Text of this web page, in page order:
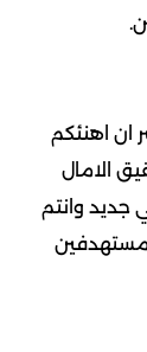
ان اهنئكم
الامال
جديد وانتم
مستهدفين